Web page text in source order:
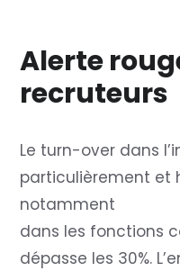
Alerte
recruteurs
Le turn-over dans
particulièrement et
notamment
dans les fonctions
dépasse les 30%.